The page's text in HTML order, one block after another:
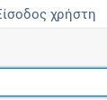
χρήστη